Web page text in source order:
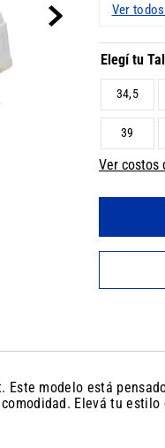
Ver
34,5
39
Ver costos
modelo está
Elevá tu